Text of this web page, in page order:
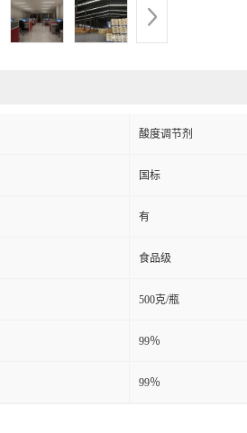
酸度调节剂
国标
有
食品级
500克/瓶
99％
99％